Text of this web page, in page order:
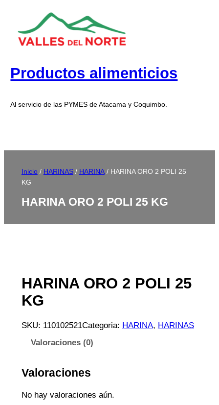
Productos alimenticios
Al servicio de las PYMES de Atacama y Coquimbo.
Inicio / HARINAS/ HARINA/ HARINA ORO 2 POLI 25
KG
HARINA ORO 2 POLI 25 KG
HARINA ORO 2 POLI 25
KG
SKU: 110102521Categoria: HARINA, HARINAS
Valoraciones (0)
Valoraciones
No hay valoraciones aún.